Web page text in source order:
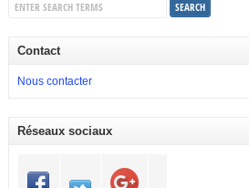
Contact
Nous contacter
Réseaux sociaux